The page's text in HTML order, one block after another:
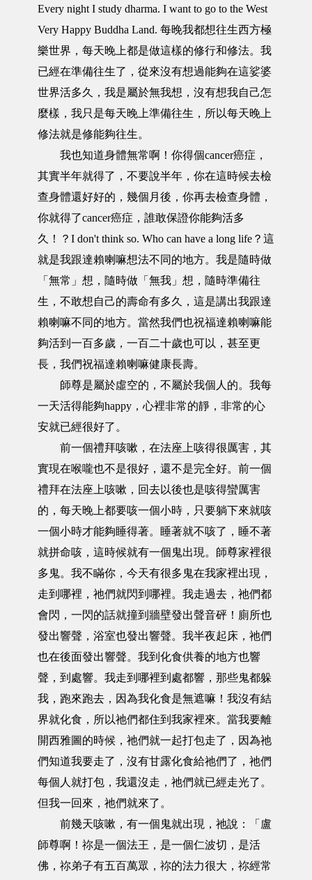
Every night I study dharma. I want to go to the West
Very Happy Buddha Land. 每晚我都想往生西方極
樂世界，每天晚上都是做這樣的修行和修法。我
已經在準備往生了，從來沒有想過能夠在這娑婆
世界活多久，我是屬於無我想，沒有想我自己怎
麼樣，我只是每天晚上準備往生，所以每天晚上
修法就是修能夠往生。
我也知道身體無常啊！你得個cancer癌症，
其實半年就得了，不要說半年，你在這時候去檢
查身體還好好的，幾個月後，你再去檢查身體，
你就得了cancer癌症，誰敢保證你能夠活多
久！？I don't think so. Who can have a long life？這
就是我跟達賴喇嘛想法不同的地方。我是隨時做
「無常」想，隨時做「無我」想，隨時準備往
生，不敢想自己的壽命有多久，這是講出我跟達
賴喇嘛不同的地方。當然我們也祝福達賴喇嘛能
夠活到一百多歲，一百二十歲也可以，甚至更
長，我們祝福達賴喇嘛健康長壽。
師尊是屬於虛空的，不屬於我個人的。我每
一天活得能夠happy，心裡非常的靜，非常的心
安就已經很好了。
前一個禮拜咳嗽，在法座上咳得很厲害，其
實現在喉嚨也不是很好，還不是完全好。前一個
禮拜在法座上咳嗽，回去以後也是咳得蠻厲害
的，每天晚上都要咳一個小時，只要躺下來就咳
一個小時才能夠睡得著。睡著就不咳了，睡不著
就拼命咳，這時候就有一個鬼出現。師尊家裡很
多鬼。我不瞞你，今天有很多鬼在我家裡出現，
走到哪裡，祂們就閃到哪裡。我走過去，祂們都
會閃，一閃的話就撞到牆壁發出聲音砰！廁所也
發出響聲，浴室也發出響聲。我半夜起床，祂們
也在後面發出響聲。我到化食供養的地方也響
聲，到處響。我走到哪裡到處都響，那些鬼都躲
我，跑來跑去，因為我化食是無遮嘛！我沒有結
界就化食，所以祂們都住到我家裡來。當我要離
開西雅圖的時候，祂們就一起打包走了，因為祂
們知道我要走了，沒有甘露化食給祂們了，祂們
每個人就打包，我還沒走，祂們就已經走光了。
但我一回來，祂們就來了。
前幾天咳嗽，有一個鬼就出現，祂說：「盧
師尊啊！祢是一個法王，是一個仁波切，是活
佛，祢弟子有五百萬眾，祢的法力很大，祢經常